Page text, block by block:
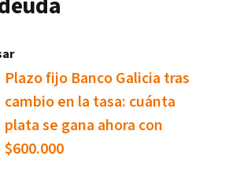
Plazo fijo Banco Galicia tras
cambio en la tasa: cuánta
plata se gana ahora con
$600.000